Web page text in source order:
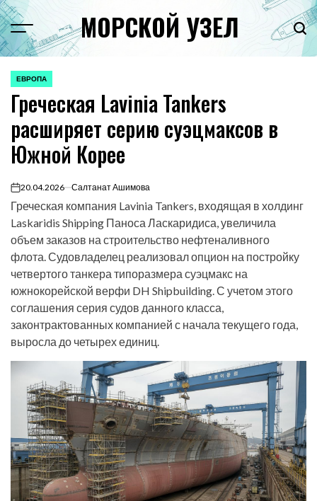
Перейти
к
содержимому
Menu МОРСКОЙ УЗЕЛ
ОПУБЛИКОВАНО
В
ЕВРОПА
Греческая Lavinia Tankers
расширяет серию суэцмаксов в
Южной Корее
on20.04.2026 Салтанат Ашимова
Греческая компания Lavinia Tankers, входящая в холдинг
Laskaridis Shipping Паноса Ласкаридиса, увеличила
объем заказов на строительство нефтеналивного
флота. Судовладелец реализовал опцион на постройку
четвертого танкера типоразмера суэцмакс на
южнокорейской верфи DH Shipbuilding. С учетом этого
соглашения серия судов данного класса,
законтрактованных компанией с начала текущего года,
выросла до четырех единиц.